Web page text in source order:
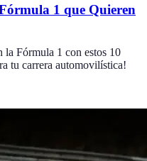
1 que Quieren
la Fórmula 1 con estos 10
tu carrera automovilística!